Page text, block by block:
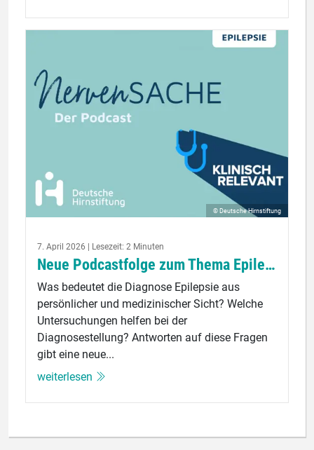
© Deutsche Hirnstiftung
7. April 2026 | Lesezeit: 2 Minuten
Neue Podcastfolge zum Thema Epilepsie
Was bedeutet die Diagnose Epilepsie aus
persönlicher und medizinischer Sicht? Welche
Untersuchungen helfen bei der
Diagnosestellung? Antworten auf diese Fragen
gibt eine neue...
weiterlesen